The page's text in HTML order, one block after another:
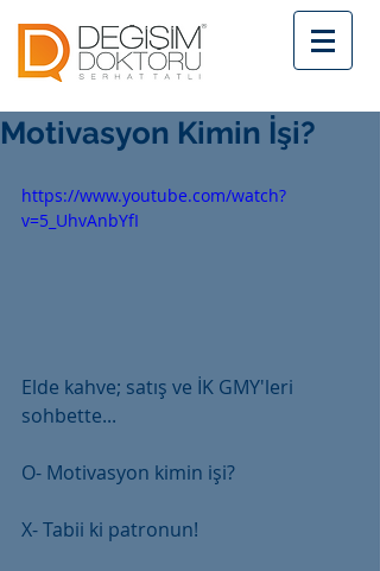
Motivasyon Kimin İşi?
https://www.youtube.com/watch?
v=5_UhvAnbYfI
Elde kahve; satış ve İK GMY'leri
sohbette...
O- Motivasyon kimin işi?
X- Tabii ki patronun!